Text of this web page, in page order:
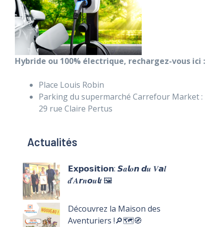
Hybride ou 100% électrique, rechargez-vous ici :
Place Louis Robin
Parking du supermarché Carrefour Market :
29 rue Claire Pertus
Actualités
𝗘𝘅𝗽𝗼𝘀𝗶𝘁𝗶𝗼𝗻: 𝙎𝒂𝙡𝒐𝙣 𝙙𝒖 𝑽𝙖𝒍
𝒅’𝑨𝙧𝒏𝙤𝒖𝙡𝒕 🖼️
Découvrez la Maison des
Aventuriers !🔎🗺️🧭